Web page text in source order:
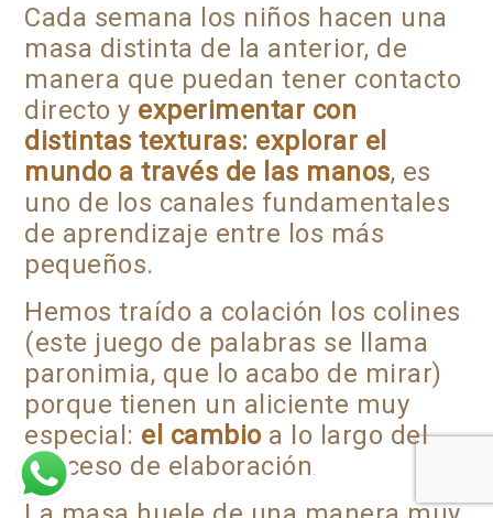
Cada semana los niños hacen una
masa distinta de la anterior, de
manera que puedan tener contacto
directo y experimentar con
distintas texturas: explorar el
mundo a través de las manos, es
uno de los canales fundamentales
de aprendizaje entre los más
pequeños.
Hemos traído a colación los colines
(este juego de palabras se llama
paronimia, que lo acabo de mirar)
porque tienen un aliciente muy
especial: el cambioa lo largo del
proceso de elaboración .